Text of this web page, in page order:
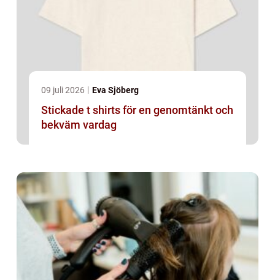
09 juli 2026 Eva Sjöberg
Stickade t shirts för en genomtänkt och
bekväm vardag